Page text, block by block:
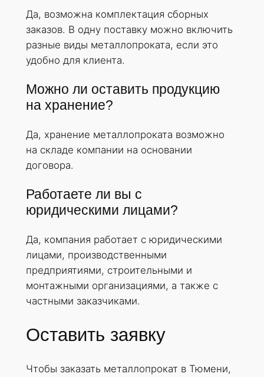
Да, возможна комплектация сборных
заказов. В одну поставку можно включить
разные виды металлопроката, если это
удобно для клиента.
Можно ли оставить продукцию
на хранение?
Да, хранение металлопроката возможно
на складе компании на основании
договора.
Работаете ли вы с
юридическими лицами?
Да, компания работает с юридическими
лицами, производственными
предприятиями, строительными и
монтажными организациями, а также с
частными заказчиками.
Оставить заявку
Чтобы заказать металлопрокат в Тюмени,